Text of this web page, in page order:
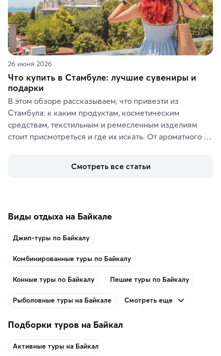
26 июня 2026
Что купить в Стамбуле: лучшие сувениры и
подарки
В этом обзоре рассказываем, что привезти из
Стамбула: к каким продуктам, косметическим
средствам, текстильным и ремесленным изделиям
стоит присмотреться и где их искать. От ароматного
аутентичных лавках — в подарок близким или себе на
Смотреть все статьи
Виды отдыха на Байкале
Джип-туры по Байкалу
Комбинированные туры по Байкалу
Конные туры по Байкалу Пешие туры по Байкалу
Рыболовные туры на Байкале Смотреть еще
Подборки туров на Байкал
Активные туры на Байкал